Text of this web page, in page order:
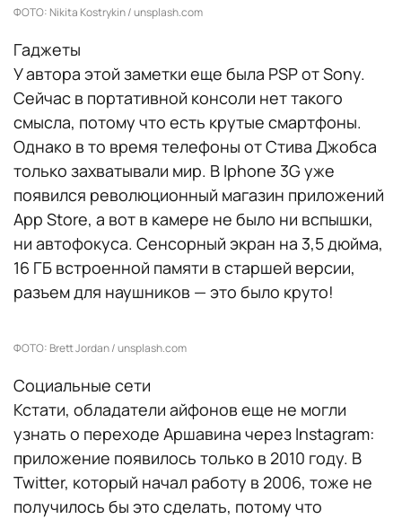
ФОТО: Nikita Kostrykin / unsplash.com
Гаджеты
У автора этой заметки еще была PSP от Sony.
Сейчас в портативной консоли нет такого
смысла, потому что есть крутые смартфоны.
Однако в то время телефоны от Стива Джобса
только захватывали мир. В Iphone 3G уже
появился революционный магазин приложений
App Store, а вот в камере не было ни вспышки,
ни автофокуса. Сенсорный экран на 3,5 дюйма,
16 ГБ встроенной памяти в старшей версии,
разъем для наушников — это было круто!
ФОТО: Brett Jordan / unsplash.com
Социальные сети
Кстати, обладатели айфонов еще не могли
узнать о переходе Аршавина через Instagram:
приложение появилось только в 2010 году. В
Twitter, который начал работу в 2006, тоже не
получилось бы это сделать, потому что